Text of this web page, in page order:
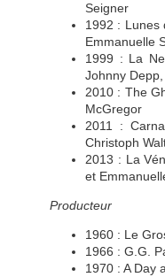
Seigner
1992 : Lunes
Emmanuelle
1999 : La
Johnny
2010 : The
McGregor
2011 :
Christoph
2013 : La
et
Producteur
1960 : Le
1966 : G.G.
1970 : A Day